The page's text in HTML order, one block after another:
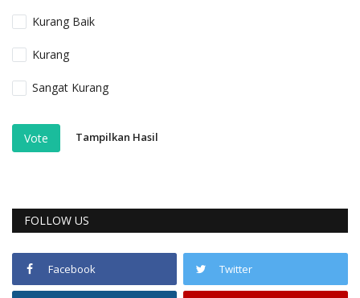
Kurang Baik
Kurang
Sangat Kurang
Vote Tampilkan Hasil
FOLLOW US
Facebook Twitter